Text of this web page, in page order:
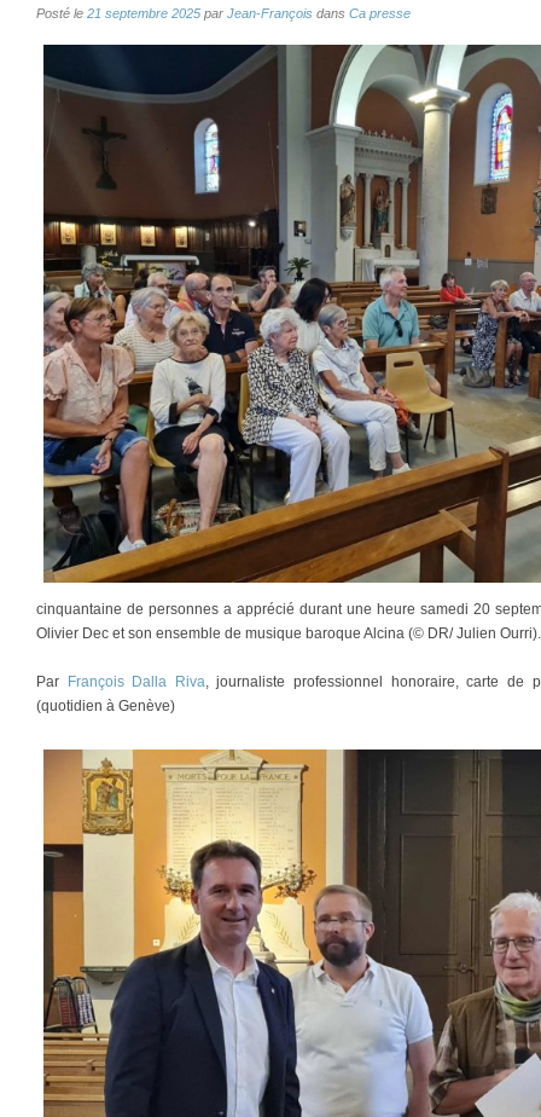
Posté le 21 septembre 2025 par Jean-François dans Ca presse
cinquantaine de personnes a apprécié durant une heure samedi 20
Olivier Dec et son ensemble de musique baroque Alcina (© DR/ Julien Ourri).
Par François Dalla Riva , journaliste professionnel honoraire, carte de
(quotidien à Genève)